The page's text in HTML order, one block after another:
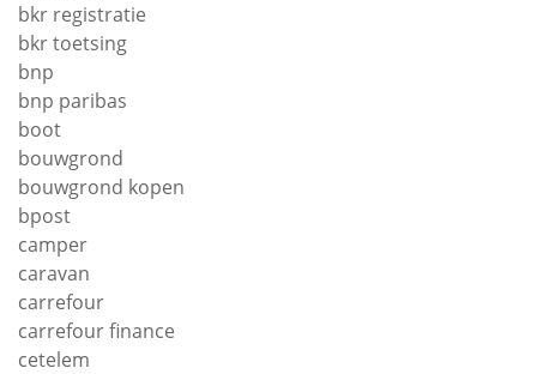
bkr registratie
bkr toetsing
bnp
bnp paribas
boot
bouwgrond
bouwgrond kopen
bpost
camper
caravan
carrefour
carrefour finance
cetelem